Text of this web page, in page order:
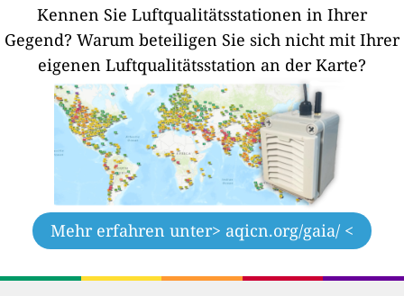
Kennen Sie Luftqualitätsstationen in Ihrer
Gegend? Warum beteiligen Sie sich nicht mit Ihrer
eigenen Luftqualitätsstation an der Karte?
Mehr erfahren unter> aqicn.org/gaia/ <